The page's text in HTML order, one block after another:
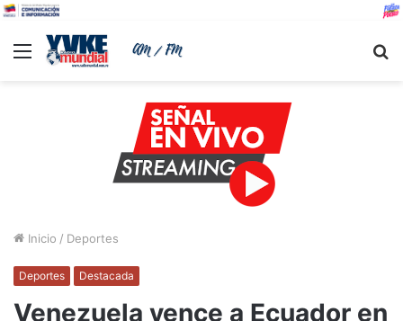
Menu
Inicio / Deportes
Deportes Destacada
Venezuela vence a Ecuador en